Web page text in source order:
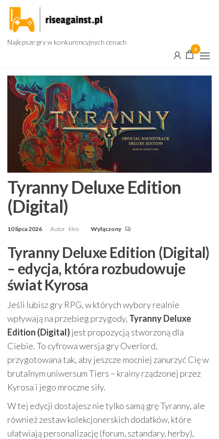
Przejdź
treści
Najlepsze gry w konkurencyjnych cenach
0
Tyranny Deluxe Edition
(Digital)
10 lipca 2026 Autor kleo Wyłączony
Tyranny Deluxe Edition (Digital)
– edycja, która rozbudowuje
świat Kyrosa
Jeśli lubisz gry RPG, w których wybory realnie
wpływają na przebieg przygody, Tyranny Deluxe
Edition (Digital)jest propozycją stworzoną dla
Ciebie. To cyfrowa wersja gry Overlord,
przygotowana tak, aby jeszcze mocniej zanurzyć Cię w
brutalnym uniwersum Tiers – krainy rządzonej przez
Kyrosa i jego mroczne siły.
W tej edycji dostajesz nie tylko samą grę Tyranny, ale
również zestaw kolekcjonerskich dodatków, które
ułatwiają personalizację (forum, sztandary, herby),